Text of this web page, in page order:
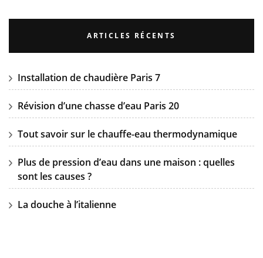
ARTICLES RÉCENTS
Installation de chaudière Paris 7
Révision d’une chasse d’eau Paris 20
Tout savoir sur le chauffe-eau thermodynamique
Plus de pression d’eau dans une maison : quelles
sont les causes ?
La douche à l’italienne